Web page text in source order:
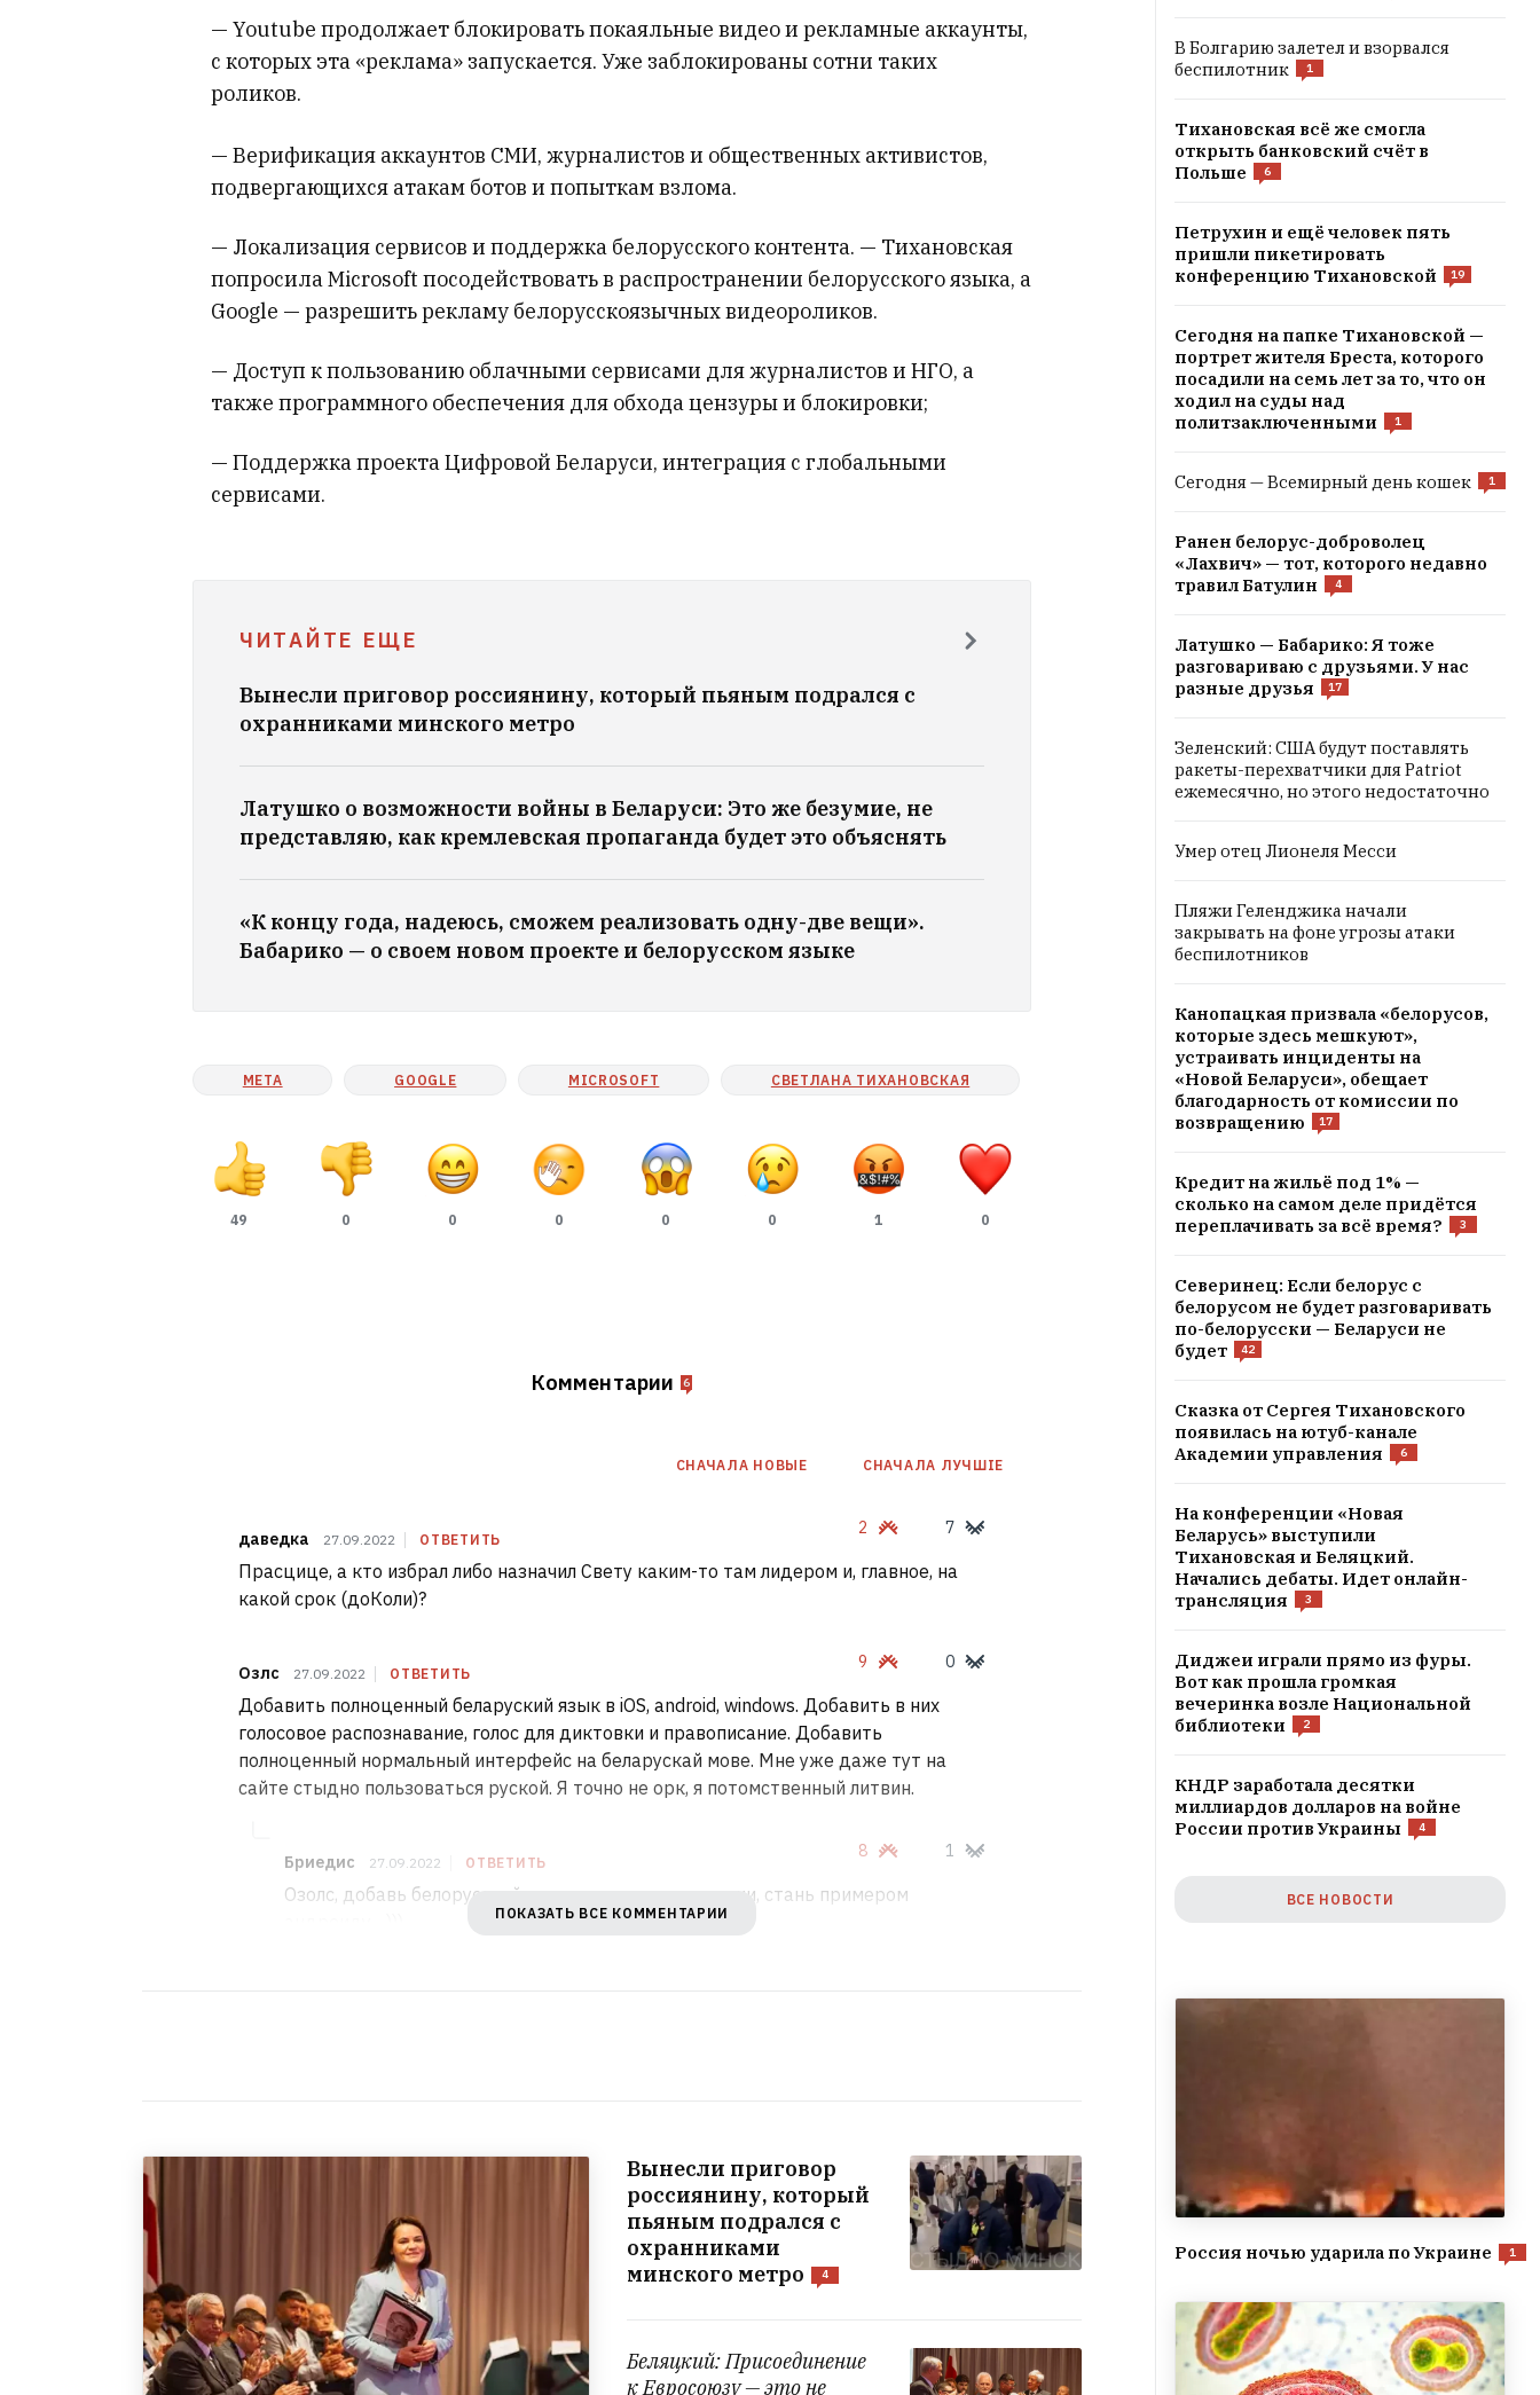
— Youtube продолжает блокировать покаяльные видео и рекламные аккаунты,
с которых эта «реклама» запускается. Уже заблокированы сотни таких
роликов.
— Верификация аккаунтов СМИ, журналистов и общественных активистов,
подвергающихся атакам ботов и попыткам взлома.
— Локализация сервисов и поддержка белорусского контента. — Тихановская
попросила Microsoft посодействовать в распространении белорусского языка, a
Google — разрешить рекламу белорусскоязычных видеороликов.
— Доступ к пользованию облачными сервисами для журналистов и НГО, а
также программного обеспечения для обхода цензуры и блокировки;
— Поддержка проекта Цифровой Беларуси, интеграция с глобальными
сервисами.
ЧИТАЙТЕ ЕЩЕ
Вынесли приговор россиянину, который пьяным подрался с
охранниками минского метро
Латушко о возможности войны в Беларуси: Это же безумие, не
представляю, как кремлевская пропаганда будет это объяснять
«К концу года, надеюсь, сможем реализовать одну-две вещи».
Бабарико — о своем новом проекте и белорусском языке
META GOOGLE MICROSOFT СВЕТЛАНА ТИХАНОВСКАЯ
49 0 0 0 0 0 1 0
Комментарии 6
СНАЧАЛА НОВЫE СНАЧАЛА ЛУЧШІЕ
даведка 27.09.2022 ОТВЕТИТЬ
2 7
Прасцице, а кто избрал либо назначил Свету каким-то там лидером и, главное, на
какой срок (доКоли)?
Озлс 27.09.2022 ОТВЕТИТЬ
9 0
Добавить полноценный беларуский язык в iOS, android, windows. Добавить в них
голосовое распознавание, голос для диктовки и правописание. Добавить
полноценный нормальный интерфейс на беларускай мове. Мне уже даже тут на
сайте стыдно пользоваться руской. Я точно не орк, я потомственный литвин.
Бриедис 27.09.2022 ОТВЕТИТЬ
8 1
Озолс, добавь белорусской мовы в свои комментарии, стань примером
ПОКАЗАТЬ ВСЕ КОММЕНТАРИИ
Вынесли приговор
россиянину, который
пьяным подрался с
охранниками
минского метро
4
Беляцкий: Присоединение
к Евросоюзу — это не
В Болгарию залетел и взорвался
беспилотник
1
Тихановская всё же смогла
открыть банковский счёт в
Польше
6
Петрухин и ещё человек пять
пришли пикетировать
конференцию Тихановской
19
Сегодня на папке Тихановской —
портрет жителя Бреста, которого
посадили на семь лет за то, что он
ходил на суды над
политзаключенными
1
Сегодня — Всемирный день кошек 1
Ранен белорус-доброволец
«Лахвич» — тот, которого недавно
травил Батулин
4
Латушко — Бабарико: Я тоже
разговариваю с друзьями. У нас
разные друзья
17
Зеленский: США будут поставлять
ракеты-перехватчики для Patriot
ежемесячно, но этого недостаточно
Умер отец Лионеля Месси
Пляжи Геленджика начали
закрывать на фоне угрозы атаки
беспилотников
Канопацкая призвала «белорусов,
которые здесь мешкуют»,
устраивать инциденты на
«Новой Беларуси», обещает
благодарность от комиссии по
возвращению
17
Кредит на жильё под 1% —
сколько на самом деле придётся
переплачивать за всё время?
3
Северинец: Если белорус с
белорусом не будет разговаривать
по-белорусски — Беларуси не
будет
42
Сказка от Сергея Тихановского
появилась на ютуб-канале
Академии управления
6
На конференции «Новая
Беларусь» выступили
Тихановская и Беляцкий.
Начались дебаты. Идет онлайн-
трансляция
3
Диджеи играли прямо из фуры.
Вот как прошла громкая
вечеринка возле Национальной
библиотеки
2
КНДР заработала десятки
миллиардов долларов на войне
России против Украины
4
ВСЕ НОВОСТИ
Россия ночью ударила по Украине 1